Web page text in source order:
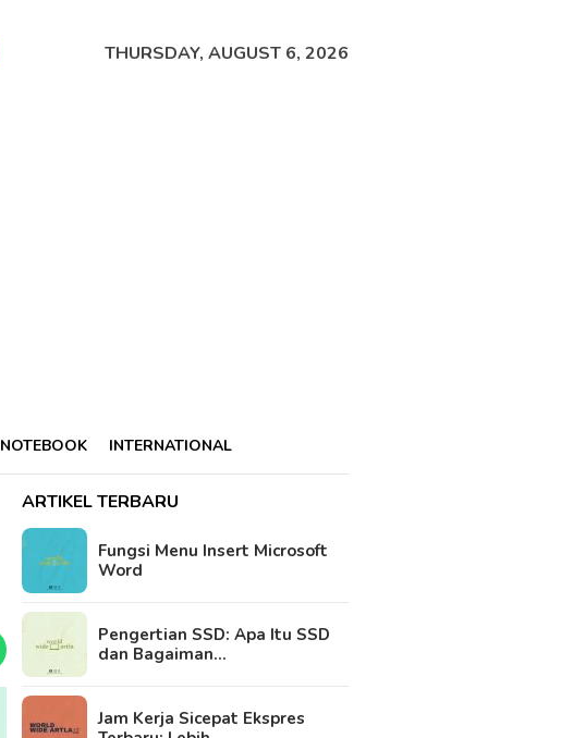
THURSDAY, AUGUST 6, 2026
NOTEBOOK INTERNATIONAL
ARTIKEL TERBARU
Fungsi Menu Insert Microsoft
Word
Pengertian SSD: Apa Itu SSD
dan Bagaiman…
Jam Kerja Sicepat Ekspres